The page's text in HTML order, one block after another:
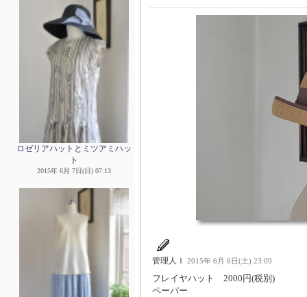
ロゼリアハットとミツアミハッ
ト
2015年 6月 7日(日) 07:13
管理人Ｉ 2015年 6月 6日(土) 23:09
フレイヤハット 2000円(税別)
ペーパー